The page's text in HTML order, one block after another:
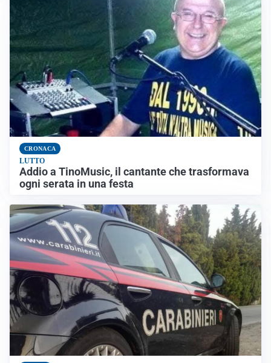
CRONACA
LUTTO
Addio a TinoMusic, il cantante che trasformava
ogni serata in una festa